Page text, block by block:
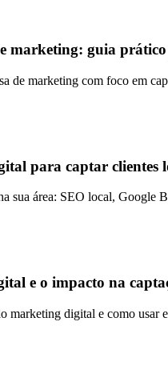
marketing: guia
de marketing com foco em
para captar clientes
sua área: SEO local, Google
e o impacto na
marketing digital e como usar